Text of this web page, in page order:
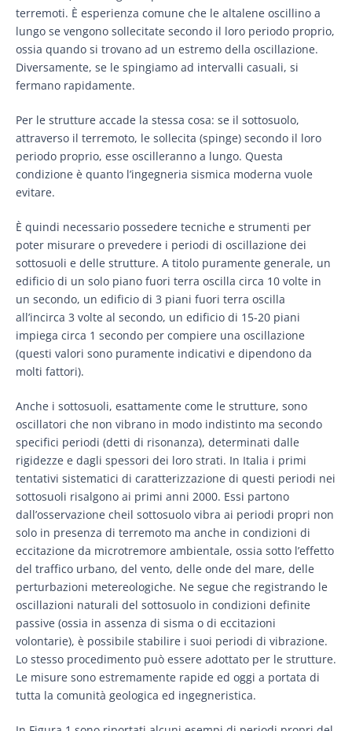
terremoti. È esperienza comune che le altalene oscillino a
lungo se vengono sollecitate secondo il loro periodo proprio,
ossia quando si trovano ad un estremo della oscillazione.
Diversamente, se le spingiamo ad intervalli casuali, si
fermano rapidamente.
Per le strutture accade la stessa cosa: se il sottosuolo,
attraverso il terremoto, le sollecita (spinge) secondo il loro
periodo proprio, esse oscilleranno a lungo. Questa
condizione è quanto l’ingegneria sismica moderna vuole
evitare.
È quindi necessario possedere tecniche e strumenti per
poter misurare o prevedere i periodi di oscillazione dei
sottosuoli e delle strutture. A titolo puramente generale, un
edificio di un solo piano fuori terra oscilla circa 10 volte in
un secondo, un edificio di 3 piani fuori terra oscilla
all’incirca 3 volte al secondo, un edificio di 15-20 piani
impiega circa 1 secondo per compiere una oscillazione
(questi valori sono puramente indicativi e dipendono da
molti fattori).
Anche i sottosuoli, esattamente come le strutture, sono
oscillatori che non vibrano in modo indistinto ma secondo
specifici periodi (detti di risonanza), determinati dalle
rigidezze e dagli spessori dei loro strati. In Italia i primi
tentativi sistematici di caratterizzazione di questi periodi nei
sottosuoli risalgono ai primi anni 2000. Essi partono
dall’osservazione cheil sottosuolo vibra ai periodi propri non
solo in presenza di terremoto ma anche in condizioni di
eccitazione da microtremore ambientale, ossia sotto l’effetto
del traffico urbano, del vento, delle onde del mare, delle
perturbazioni metereologiche. Ne segue che registrando le
oscillazioni naturali del sottosuolo in condizioni definite
passive (ossia in assenza di sisma o di eccitazioni
volontarie), è possibile stabilire i suoi periodi di vibrazione.
Lo stesso procedimento può essere adottato per le strutture.
Le misure sono estremamente rapide ed oggi a portata di
tutta la comunità geologica ed ingegneristica.